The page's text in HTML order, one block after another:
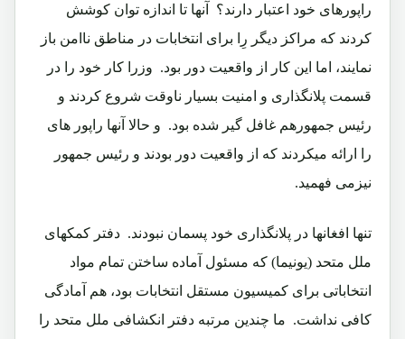
راپورهای خود اعتبار دارند؟ آنها تا اندازه توان کوشش
کردند که مراکز دیگر رِا برای انتخابات در مناطق ناامن باز
نمایند، اما این کار از واقعیت دور بود.‏ وزرا کار خود را در
قسمت پلانگذاری و امنیت بسیار ناوقت شروع کردند و
رئیس جمهورهم غافل گیر شده بود.‏ و حالا آنها راپور های
را ارائه میکردند که از واقعیت دور بودند و رئیس جمهور
نیزمی فهمید.‏
تنها افغانها در پلانگذاری خود پسمان نبودند.‏ دفتر کمکهای
ملل متحد (یونیما) که مسئول آماده ساختن تمام مواد
انتخاباتی برای کمیسیون مستقل انتخابات بود، هم آمادگی
کافی نداشت.‏ ما چندین مرتبه دفتر انکشافی ملل متحد را